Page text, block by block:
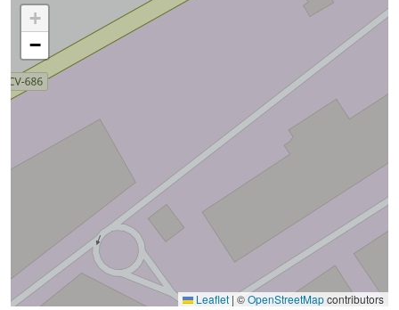
+
−
Leaflet | ©OpenStreetMapcontributors